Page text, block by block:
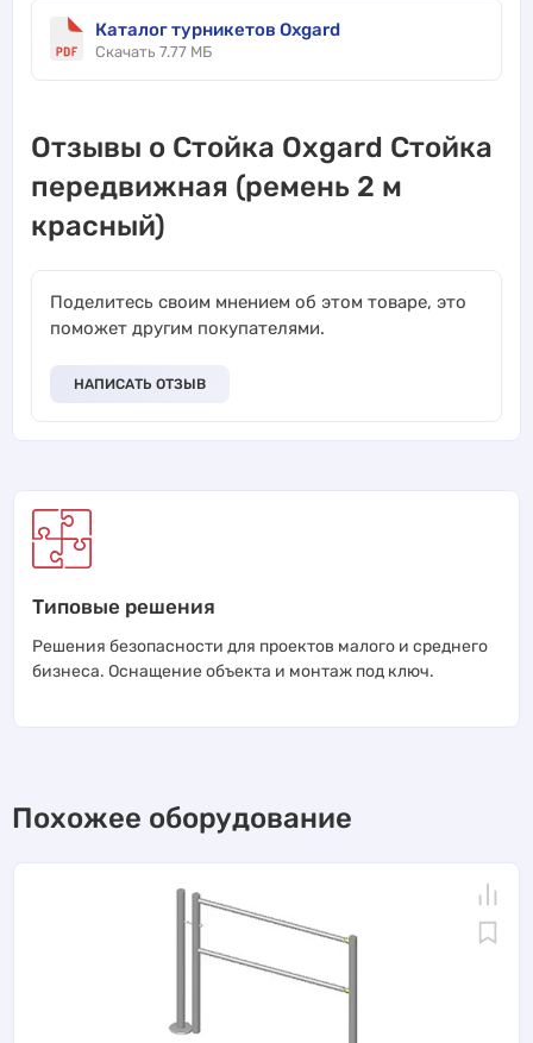
Каталог турникетов Oxgard
Скачать 7.77 МБ
Отзывы о Стойка Oxgard Стойка
передвижная (ремень 2 м
красный)
Поделитесь своим мнением об этом товаре, это
поможет другим покупателями.
НАПИСАТЬ ОТЗЫВ
Типовые решения
Решения безопасности для проектов малого и среднего
бизнеса. Оснащение объекта и монтаж под ключ.
Похожее оборудование